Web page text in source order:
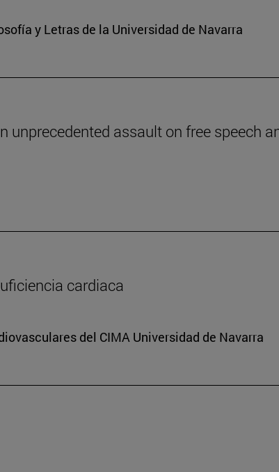
y Letras de la Universidad de Navarra
unprecedented assault on free speech
cardiaca
del CIMA Universidad de Navarra